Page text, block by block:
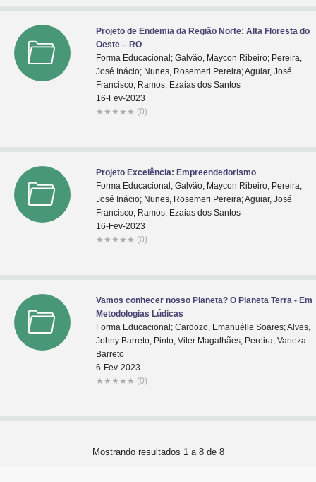
Projeto de Endemia da Região Norte: Alta Floresta do
Oeste – RO
Forma Educacional; Galvão, Maycon Ribeiro; Pereira,
José Inácio; Nunes, Rosemeri Pereira; Aguiar, José
Francisco; Ramos, Ezaias dos Santos
16-Fev-2023
★ ★ ★ ★ ★ (0)
Projeto Excelência: Empreendedorismo
Forma Educacional; Galvão, Maycon Ribeiro; Pereira,
José Inácio; Nunes, Rosemeri Pereira; Aguiar, José
Francisco; Ramos, Ezaias dos Santos
16-Fev-2023
★ ★ ★ ★ ★ (0)
Vamos conhecer nosso Planeta? O Planeta Terra - Em
Metodologias Lúdicas
Forma Educacional; Cardozo, Emanuélle Soares; Alves,
Johny Barreto; Pinto, Viter Magalhães; Pereira, Vaneza
Barreto
6-Fev-2023
★ ★ ★ ★ ★ (0)
Mostrando resultados 1 a 8 de 8